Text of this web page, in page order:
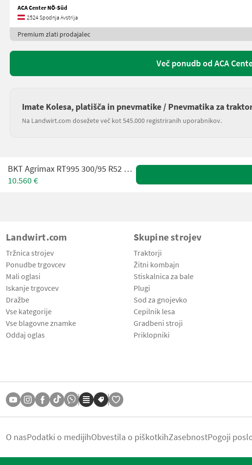
ACA Center NÖ-Süd
2524 Spodnja Avstrija
Premium zlati prodajalec
Več ponudb od ACA
Imate Kolesa, platišča in pnevmatike / Pnevmatika za
Na Landwirt.com dosežete več kot 545.000 registriranih uporabnikov.
BKT Agrimax RT995 300/95 R52 + 270/95 R38
10.560 €
Landwirt.com
Tržnica strojev
Ponudbe trgovcev
Mali oglasi
Iskanje trgovcev
Dražbe
Vse kategorije
Vse blagovne znamke
Oddaj oglas
Skupine strojev
Traktorji
Žitni kombajn
Stiskalnica za bale
Plugi
Sod za gnojevko
Cepilnik lesa
Gradbeni stroji
Priklopniki
O nasPodatki o medijihObvestila o piškotkihZasebnostPogoji